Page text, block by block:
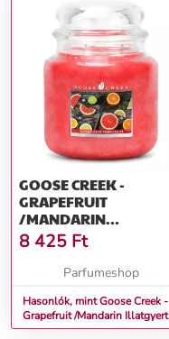
GOOSE CREEK -
GRAPEFRUIT
/MANDARIN
ILLATGYERTYA 450 G
8 425 Ft
Parfumeshop
Hasonlók, mint Goose Creek -
Grapefruit /Mandarin Illatgyertya
450 g